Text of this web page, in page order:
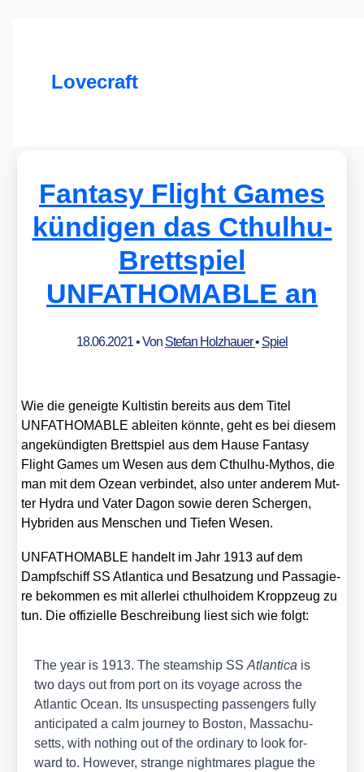
Lovecraft
Fantasy Flight Games
kündigen das Cthulhu-
Brettspiel
UNFATHOMABLE an
18.06.2021• Von Stefan Holzhauer• Spiel
Wie die geneig­te Kul­tis­tin bereits aus dem Titel
UNFATHOMABLE ablei­ten könn­te, geht es bei die­sem
ange­kün­dig­ten Brett­spiel aus dem Hau­se Fan­ta­sy
Flight Games um Wesen aus dem Cthul­hu-Mythos, die
man mit dem Oze­an ver­bin­det, also unter ande­rem Mut­
ter Hydra und Vater Dagon sowie deren Scher­gen,
Hybri­den aus Men­schen und Tie­fen Wesen.
UNFATHOMABLE han­delt im Jahr 1913 auf dem
Dampf­schiff SS Atlan­ti­ca und Besat­zung und Pas­sa­gie­
re bekom­men es mit aller­lei cthulho­idem Kropp­zeug zu
tun. Die offi­zi­el­le Beschrei­bung liest sich wie folgt:
The year is 1913. The steam­ship SS Atlan­ti­ca is
two days out from port on its voya­ge across the
Atlan­tic Oce­an. Its unsu­spec­ting pas­sen­gers ful­ly
anti­ci­pa­ted a calm jour­ney to Bos­ton, Mas­sa­chu­
setts, with not­hing out of the ordi­na­ry to look for­
ward to. Howe­ver, stran­ge night­ma­res pla­gue the